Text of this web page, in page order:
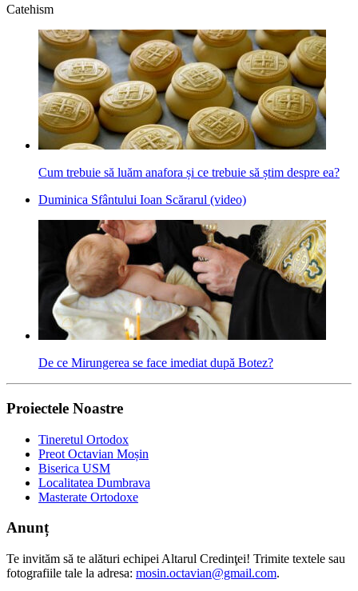
Catehism
Cum trebuie să luăm anafora și ce trebuie să știm despre ea?
Duminica Sfântului Ioan Scărarul (video)
De ce Mirungerea se face imediat după Botez?
Proiectele Noastre
Tineretul Ortodox
Preot Octavian Moșin
Biserica USM
Localitatea Dumbrava
Masterate Ortodoxe
Anunț
Te invităm să te alături echipei Altarul Credinţei! Trimite textele sau
fotografiile tale la adresa: mosin.octavian@gmail.com.